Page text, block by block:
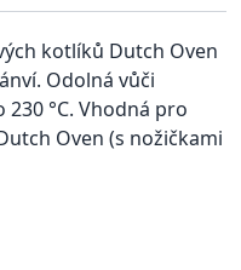
kotlíků Dutch Oven
Odolná vůči
°C. Vhodná pro
Oven (s nožičkami